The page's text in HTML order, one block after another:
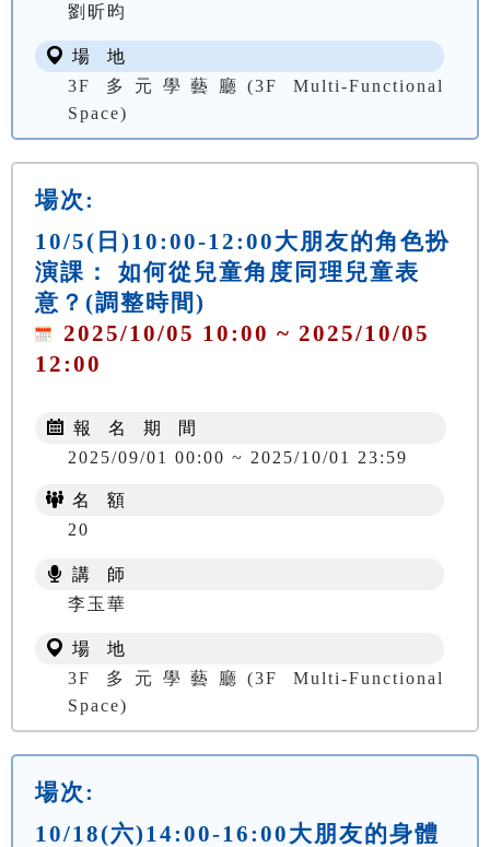
劉昕昀
場 地
3F 多元學藝廳(3F Multi-Functional
Space)
場次:
10/5(日)10:00-12:00大朋友的角色扮
演課： 如何從兒童角度同理兒童表
意？(調整時間)
2025/10/05 10:00 ~ 2025/10/05
12:00
報 名 期 間
2025/09/01 00:00 ~ 2025/10/01 23:59
名 額
20
講 師
李玉華
場 地
3F 多元學藝廳(3F Multi-Functional
Space)
場次:
10/18(六)14:00-16:00大朋友的身體